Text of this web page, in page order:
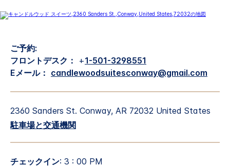
ご予約:
フロントデスク：
+1-501-3298551
Eメール： candlewoodsuitesconway@gmail.com
2360 Sanders St. Conway, AR 72032 United States
駐車場と交通機関
チェックイン: 3 : 00 PM